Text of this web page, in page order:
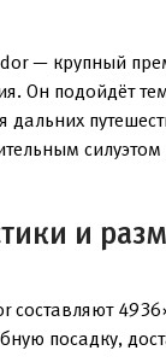
— крупный
Он подойдёт
дальних
и
составляют
посадку,